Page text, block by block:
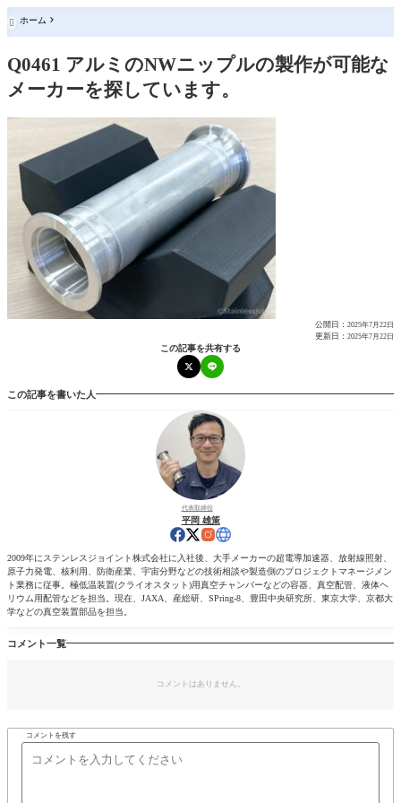
 ホーム
Q0461 アルミのNWニップルの製作が可能な
メーカーを探しています。
公開日： 2025年7月22日
更新日： 2025年7月22日
この記事を共有する
この記事を書いた人
代表取締役
平岡 雄策
2009年にステンレスジョイント株式会社に入社後、大手メーカーの超電導加速器、放射線照射、
原子力発電、核利用、防衛産業、宇宙分野などの技術相談や製造側のプロジェクトマネージメン
ト業務に従事。極低温装置(クライオスタット)用真空チャンバーなどの容器、真空配管、液体ヘ
リウム用配管などを担当。現在、JAXA、産総研、SPring-8、豊田中央研究所、東京大学、京都大
学などの真空装置部品を担当。
コメント一覧
コメントはありません。
コメントを残す